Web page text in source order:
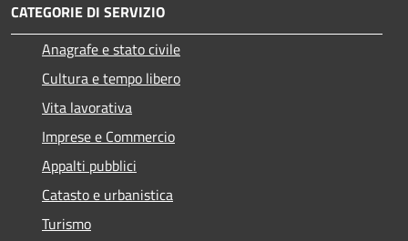
CATEGORIE DI SERVIZIO
Anagrafe e stato civile
Cultura e tempo libero
Vita lavorativa
Imprese e Commercio
Appalti pubblici
Catasto e urbanistica
Turismo